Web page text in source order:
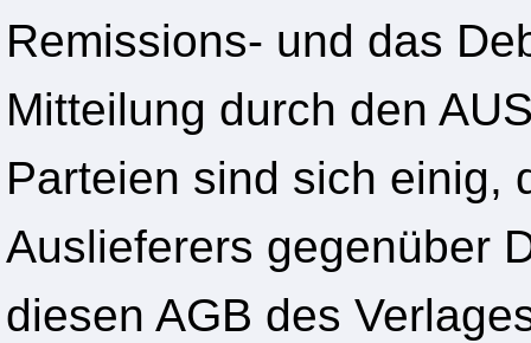
Remissions- und das
Mitteilung durch den
Parteien sind sich einig,
Auslieferers gegenüber
diesen AGB des